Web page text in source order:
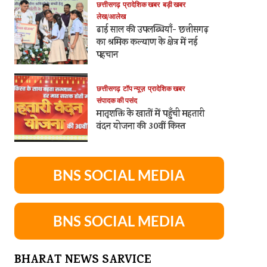
छत्तीसगढ़ प्रादेशिक खबर बड़ी खबर
लेख/आलेख
ढाई साल की उपलब्धियाँ- छत्तीसगढ़
का श्रमिक कल्याण के क्षेत्र में नई
पहचान
छत्तीसगढ़ टॉप न्यूज़ प्रादेशिक खबर
संपादक की पसंद
मातृशक्ति के खातों में पहुँची महतारी
वंदन योजना की 30वीं किस्त
BNS SOCIAL MEDIA
BNS SOCIAL MEDIA
BHARAT NEWS SARVICE